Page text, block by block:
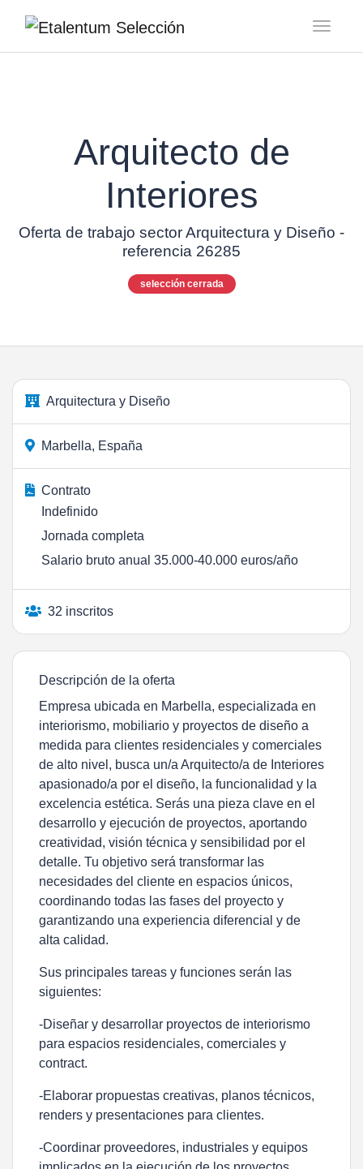
Arquitecto de
Interiores
Oferta de trabajo sector Arquitectura y Diseño -
referencia 26285
selección cerrada
Arquitectura y Diseño
Marbella, España
Contrato
Indefinido
Jornada completa
Salario bruto anual 35.000-40.000 euros/año
32 inscritos
Descripción de la oferta
Empresa ubicada en Marbella, especializada en
interiorismo, mobiliario y proyectos de diseño a
medida para clientes residenciales y comerciales
de alto nivel, busca un/a Arquitecto/a de Interiores
apasionado/a por el diseño, la funcionalidad y la
excelencia estética. Serás una pieza clave en el
desarrollo y ejecución de proyectos, aportando
creatividad, visión técnica y sensibilidad por el
detalle. Tu objetivo será transformar las
necesidades del cliente en espacios únicos,
coordinando todas las fases del proyecto y
garantizando una experiencia diferencial y de
alta calidad.
Sus principales tareas y funciones serán las
siguientes:
-Diseñar y desarrollar proyectos de interiorismo
para espacios residenciales, comerciales y
contract.
-Elaborar propuestas creativas, planos técnicos,
renders y presentaciones para clientes.
-Coordinar proveedores, industriales y equipos